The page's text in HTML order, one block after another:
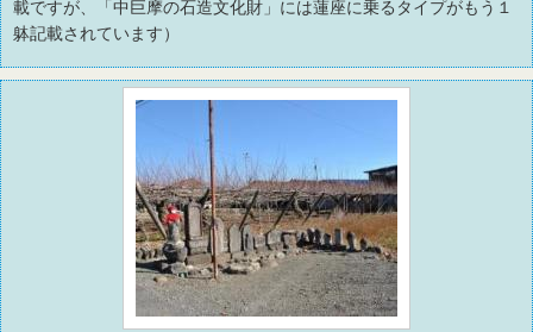
載ですが、「中巨摩の石造文化財」には蓮座に乗るタイプがもう１
躰記載されています）